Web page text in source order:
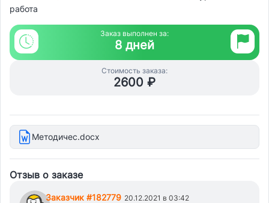
работа
Заказ выполнен за:
8 дней
Стоимость заказа:
2600 ₽
Методичес.docx
Отзыв о заказе
Заказчик #182779 20.12.2021 в 03:42